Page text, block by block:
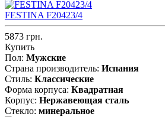
FESTINA F20423/4
5873 грн.
Купить
Пол: Мужские
Страна производитель: Испания
Стиль: Классические
Форма корпуса: Квадратная
Корпус: Нержавеющая cталь
Стекло: минеральное